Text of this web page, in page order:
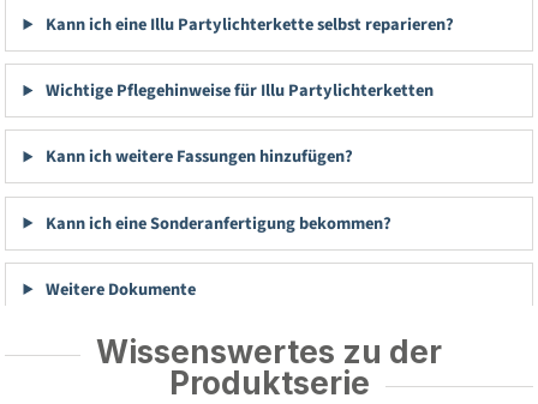
Kann ich eine Illu Partylichterkette selbst reparieren?
Wichtige Pflegehinweise für Illu Partylichterketten
Kann ich weitere Fassungen hinzufügen?
Kann ich eine Sonderanfertigung bekommen?
Weitere Dokumente
Wissenswertes zu der
Produktserie